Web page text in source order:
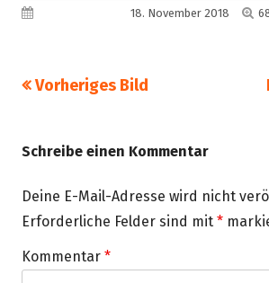
Veröffentlicht am18. November 2018
Vorheriges Bild
Schreibe einen Kommentar
Deine E-Mail-Adresse wird nicht
Erforderliche Felder sind mit *
Kommentar *